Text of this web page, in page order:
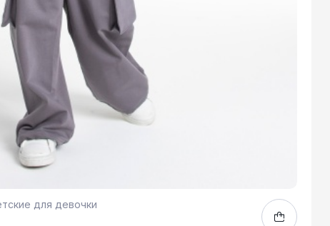
для девочки